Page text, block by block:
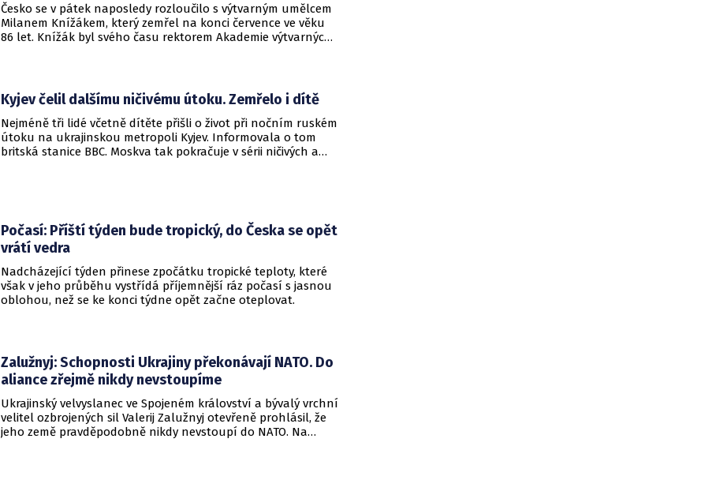
Česko se v pátek naposledy rozloučilo s výtvarným umělcem
Milanem Knížákem, který zemřel na konci července ve věku
86 let. Knížák byl svého času rektorem Akademie výtvarných
Kyjev čelil dalšímu ničivému útoku. Zemřelo i dítě
Nejméně tři lidé včetně dítěte přišli o život při nočním ruském
útoku na ukrajinskou metropoli Kyjev. Informovala o tom
britská stanice BBC. Moskva tak pokračuje v sérii ničivých a
Počasí: Příští týden bude tropický, do Česka se opět
vrátí vedra
Nadcházející týden přinese zpočátku tropické teploty, které
však v jeho průběhu vystřídá příjemnější ráz počasí s jasnou
oblohou, než se ke konci týdne opět začne oteplovat.
Zalužnyj: Schopnosti Ukrajiny překonávají NATO. Do
aliance zřejmě nikdy nevstoupíme
Ukrajinský velvyslanec ve Spojeném království a bývalý vrchní
velitel ozbrojených sil Valerij Zalužnyj otevřeně prohlásil, že
jeho země pravděpodobně nikdy nevstoupí do NATO. Na